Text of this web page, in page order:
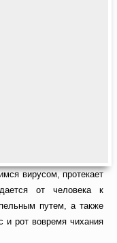
вирусом, протекает
от человека к
путем, а также
и рот вовремя чихания